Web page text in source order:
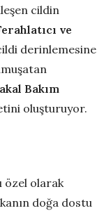
cildin
ve
derinlemesine
Bakım
oluşturuyor.
özel olarak
doğa dostu